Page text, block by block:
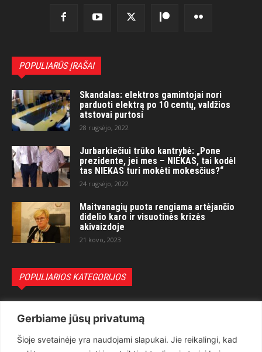
Gerbiame jūsų privatumą
Šioje svetainėje yra naudojami slapukai. Jie reikalingi, kad
POPULIARŪS ĮRAŠAI
Skandalas: elektros gamintojai nori
parduoti elektrą po 10 centų, valdžios
atstovai purtosi
28 rugsėjo, 2022
Jurbarkiečiui trūko kantrybė: „Pone
prezidente, jei mes – NIEKAS, tai kodėl
tas NIEKAS turi mokėti mokesčius?“
24 rugsėjo, 2022
Maitvanagių puota rengiama artėjančio
didelio karo ir visuotinės krizės
akivaizdoje
21 kovo, 2023
POPULIARIOS KATEGORIJOS
Teisėsauga
1497